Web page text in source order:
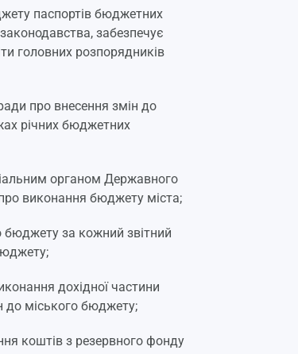
паспортів бюджетних
забезпечує
головних розпорядників
про внесення змін до
річних бюджетних
органом Державного
виконання бюджету міста;
бюджету за кожний звітний
дохідної частини
до міського бюджету;
коштів з резервного фонду